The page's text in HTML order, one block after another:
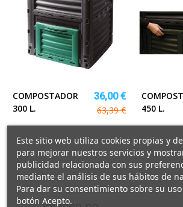
COMPOSTADOR
300 L.
36,00 €
63,39 €
450 L.
Este sitio web utiliza cookies propias y
para mejorar nuestros servicios y
publicidad relacionada con sus
mediante el análisis de sus hábitos de
Para dar su consentimiento sobre su
botón Acepto.